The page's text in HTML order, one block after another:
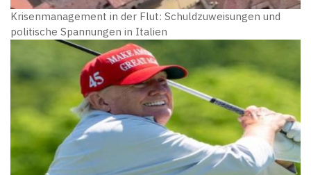
Krisenmanagement in der Flut: Schuldzuweisungen und
politische Spannungen in Italien